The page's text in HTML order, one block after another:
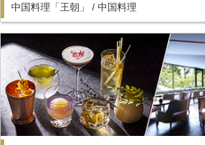
中国料理「王朝」 / 中国料理